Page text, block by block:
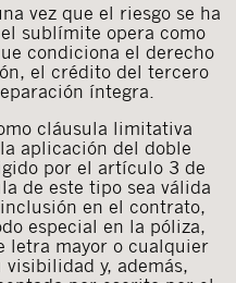
vez que el riesgo se ha
sublímite opera como
condiciona el derecho
el crédito del tercero
íntegra.
cláusula limitativa
aplicación del doble
por el artículo 3 de
de este tipo sea válida
en el contrato,
especial en la póliza,
letra mayor o cualquier
y, además,